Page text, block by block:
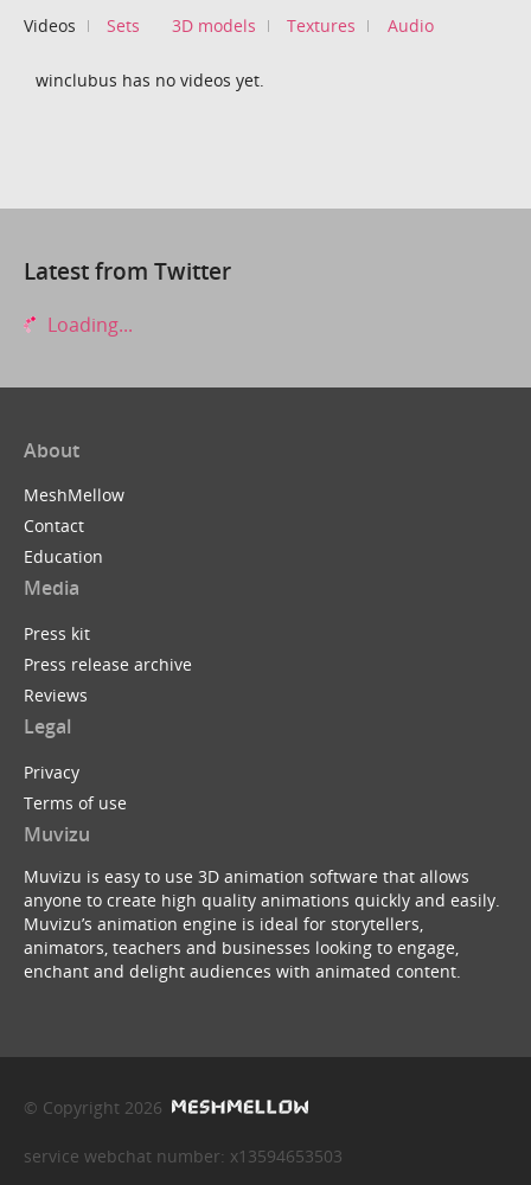
Videos Sets 3D models Textures Audio
winclubus has no videos yet.
Latest from Twitter
Loading...
About
MeshMellow
Contact
Education
Media
Press kit
Press release archive
Reviews
Legal
Privacy
Terms of use
Muvizu
Muvizu is easy to use 3D animation software that allows
anyone to create high quality animations quickly and easily.
Muvizu’s animation engine is ideal for storytellers,
animators, teachers and businesses looking to engage,
enchant and delight audiences with animated content.
© Copyright 2026
service webchat number: x13594653503